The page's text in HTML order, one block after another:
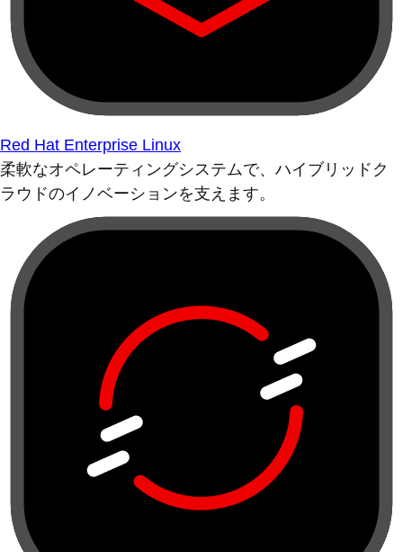
Red Hat Enterprise Linux
柔軟なオペレーティングシステムで、ハイブリッドク
ラウドのイノベーションを支えます。